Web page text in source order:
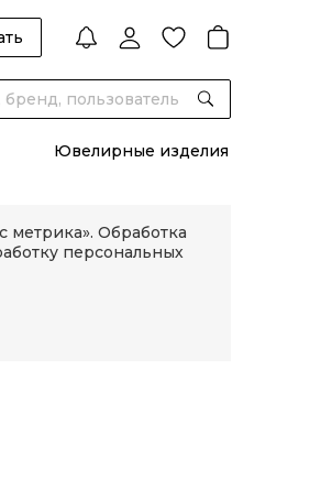
Ювелирные изделия
метрика». Обработка
персональных